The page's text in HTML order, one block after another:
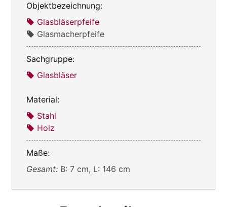
Objektbezeichnung:
Glasbläserpfeife
Glasmacherpfeife
Sachgruppe:
Glasbläser
Material:
Stahl
Holz
Maße:
Gesamt: B: 7 cm, L: 146 cm